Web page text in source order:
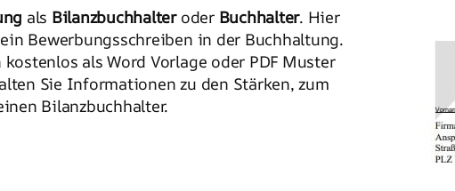
als Bilanzbuchhalteroder Buchhalter. Hier
Bewerbungsschreiben in der Buchhaltung.
als Word Vorlage oder PDF Muster
Sie Informationen zu den Stärken, zum
Bilanzbuchhalter.